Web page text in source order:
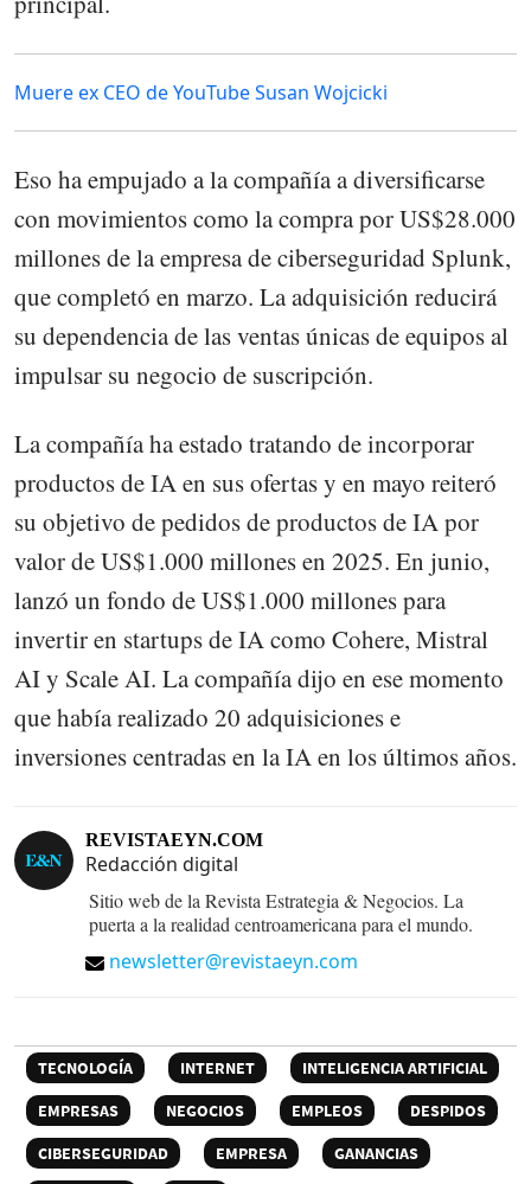
Muere ex CEO de YouTube Susan Wojcicki
Eso ha empujado a la compañía a diversificarse
con movimientos como la compra por US$28.000
millones de la empresa de ciberseguridad Splunk,
que completó en marzo. La adquisición reducirá
su dependencia de las ventas únicas de equipos al
impulsar su negocio de suscripción.
La compañía ha estado tratando de incorporar
productos de IA en sus ofertas y en mayo reiteró
su objetivo de pedidos de productos de IA por
valor de US$1.000 millones en 2025. En junio,
lanzó un fondo de US$1.000 millones para
invertir en startups de IA como Cohere, Mistral
AI y Scale AI. La compañía dijo en ese momento
que había realizado 20 adquisiciones e
inversiones centradas en la IA en los últimos años.
REVISTAEYN.COM
Redacción digital
Sitio web de la Revista Estrategia & Negocios. La
puerta a la realidad centroamericana para el mundo.
newsletter@revistaeyn.com
TECNOLOGÍA INTERNET
INTELIGENCIA ARTIFICIAL
EMPRESAS
NEGOCIOS EMPLEOS
DESPIDOS
CIBERSEGURIDAD
EMPRESA
GANANCIAS